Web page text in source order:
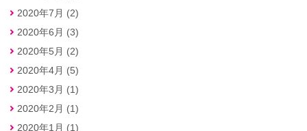
2020年7月 (2)
2020年6月 (3)
2020年5月 (2)
2020年4月 (5)
2020年3月 (1)
2020年2月 (1)
2020年1月 (1)